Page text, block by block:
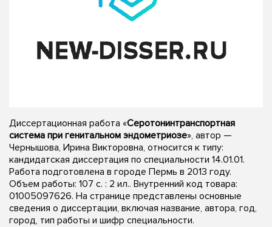
Диссертационная работа «Серотонинтранспортная
система при генитальном эндометриозе», автор —
Чернышова, Ирина Викторовна, относится к типу:
кандидатская диссертация по специальности 14.01.01.
Работа подготовлена в городе Пермь в 2013 году.
Объем работы: 107 с. : 2 ил.. Внутренний код товара:
01005097626. На странице представлены основные
сведения о диссертации, включая название, автора, год,
город, тип работы и шифр специальности.